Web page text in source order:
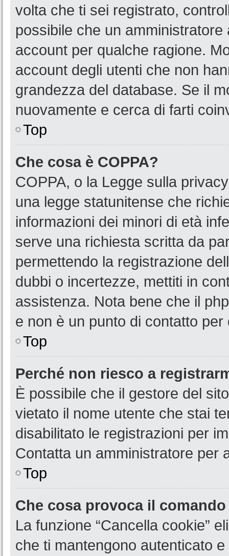
volta che ti sei registrato,
possibile che un
account per qualche ragione.
account degli utenti che non
grandezza del database. Se il
nuovamente e cerca di farti
Top
Che cosa è COPPA?
COPPA, o la Legge sulla
una legge statunitense che
informazioni dei minori di età
serve una richiesta scritta da
permettendo la registrazione
dubbi o incertezze, mettiti in
assistenza. Nota bene che il
e non è un punto di contatto
Top
Perché non riesco a
È possibile che il gestore del
vietato il nome utente che stai
disabilitato le registrazioni per
Contatta un amministratore per
Top
Che cosa provoca il
La funzione “Cancella cookie”
che ti mantengono autenticato